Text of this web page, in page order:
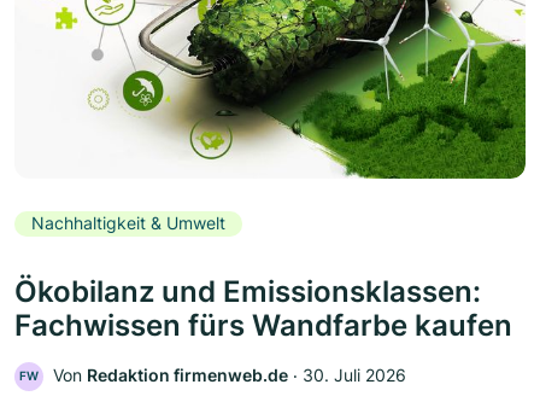
Nachhaltigkeit & Umwelt
Ökobilanz und Emissionsklassen:
Fachwissen fürs Wandfarbe kaufen
FW Von Redaktion firmenweb.de ‧ 30. Juli 2026